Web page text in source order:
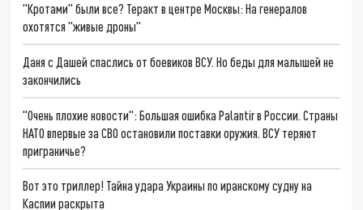
"Кротами" были все? Теракт в центре Москвы: На генералов
охотятся "живые дроны"
Даня с Дашей спаслись от боевиков ВСУ. Но беды для малышей не
закончились
"Очень плохие новости": Большая ошибка Palantir в России. Страны
НАТО впервые за СВО остановили поставки оружия. ВСУ теряют
приграничье?
Вот это триллер! Тайна удара Украины по иранскому судну на
Каспии раскрыта